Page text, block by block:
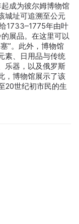
成为彼尔姆博物馆
城址可追溯至公元
1733–1775年由叶
展品。在这里可以
”。此外，博物馆
素、日用品与传统
乐器，以及俄罗斯
，博物馆展示了该
20世纪初市民的生